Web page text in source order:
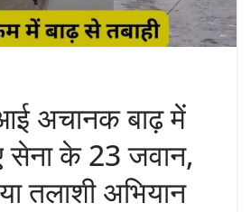
अचानक बाढ़ में
सेना के 23 जवान,
तलाशी अभियान